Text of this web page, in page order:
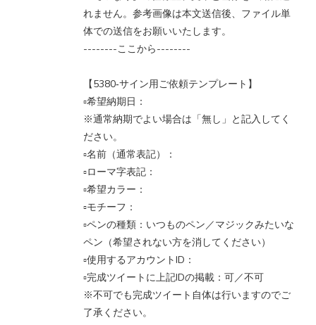
れません。参考画像は本文送信後、ファイル単
体での送信をお願いいたします。
--------ここから--------
【5380‐サイン用ご依頼テンプレート】
▫️希望納期日：
※通常納期でよい場合は「無し」と記入してく
ださい。
▫️名前（通常表記）：
▫️ローマ字表記：
▫️希望カラー：
▫️モチーフ：
▫️ペンの種類：いつものペン／マジックみたいな
ペン（希望されない方を消してください）
▫️使用するアカウントID：
▫️完成ツイートに上記IDの掲載：可／不可
※不可でも完成ツイート自体は行いますのでご
了承ください。